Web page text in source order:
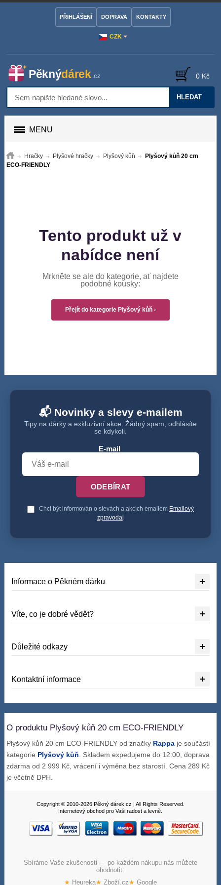
CZK
PŘIHLÁŠENÍ DOPRAVA KONTAKTY
HLEDAT
0 Kč
MENU
Hračky Plyšové hračky Plyšový kůň
Plyšový kůň 20 cm
ECO-FRIENDLY
Tento produkt už v
nabídce není
Mrkněte se ale do kategorie, ať najdete
podobné kousky:
Přejít do kategorie Plyšový kůň ›
📬 Novinky a slevy e-mailem
Tipy na dárky a exkluzivní akce. Žádný spam, odhlásíte
se kdykoli.
E-mail
ODEBÍRAT
Chci být informován o slevách a akcích emailem Emailový
zpravodaj
Informace o Pěkném dárku
Víte, co je dobré vědět?
Důležité odkazy
Kontaktní informace
O produktu Plyšový kůň 20 cm ECO-FRIENDLY
Plyšový kůň 20 cm ECO-FRIENDLY od značky Rappa je součástí
kategorie Plyšový kůň . Skladem expedujeme do 12:00, doprava
zdarma od 2 999 Kč, vrácení i výměna bez starostí. Cena 289 Kč
je včetně DPH.
Copyright © 2010-2026 Pěkný dárek.cz | All Rights Reserved.
Internetový obchod pro Vaši radost a levně.
Sbíráme Vaše zkušenosti — po každém nákupu nás můžete
ohodnotit:
★ Heureka★ Zboží.cz★ Google